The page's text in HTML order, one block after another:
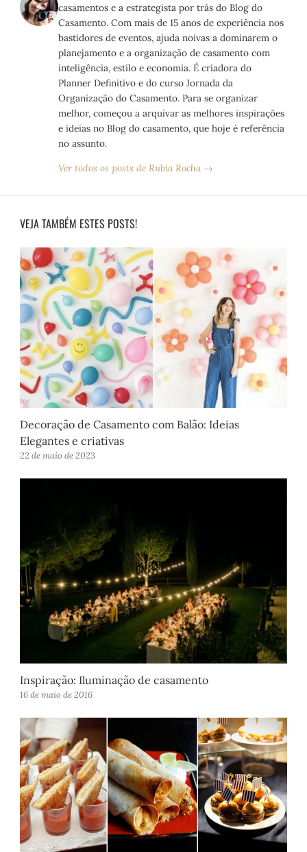
casamentos e a estrategista por trás do Blog do
Casamento. Com mais de 15 anos de experiência nos
bastidores de eventos, ajuda noivas a dominarem o
planejamento e a organização de casamento com
inteligência, estilo e economia. É criadora do
Planner Definitivo e do curso Jornada da
Organização do Casamento. Para se organizar
melhor, começou a arquivar as melhores inspirações
e ideias no Blog do casamento, que hoje é referência
no assunto.
Ver todos os posts de Rubia Rocha →
VEJA TAMBÉM ESTES POSTS!
Decoração de Casamento com Balão: Ideias
Elegantes e criativas
22 de maio de 2023
Inspiração: Iluminação de casamento
16 de maio de 2016